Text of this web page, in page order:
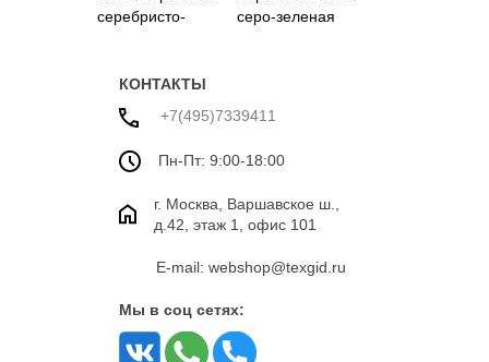
серебристо-
серо-зеленая
КОНТАКТЫ
+7(495)7339411
Пн-Пт: 9:00-18:00
г. Москва, Варшавское ш.,
д.42, этаж 1, офис 101
E-mail: webshop@texgid.ru
Мы в соц сетях: